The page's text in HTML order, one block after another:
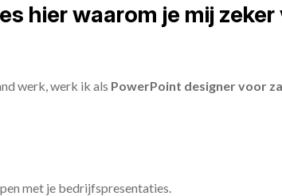
hier waarom je mij
werk, werk ik als PowerPoint designer voor
met je bedrijfspresentaties.